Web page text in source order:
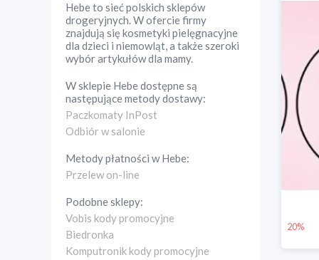
Hebe to sieć polskich sklepów
drogeryjnych. W ofercie firmy
znajdują się kosmetyki pielęgnacyjne
dla dzieci i niemowląt, a także szeroki
wybór artykułów dla mamy.
W sklepie Hebedostępne są
następujące metody dostawy:
Paczkomaty InPost
Odbiór w salonie
Metody płatności wHebe:
Przelew on-line
Podobne sklepy:
Vobis kody promocyjne
Biedronka
Komputronik kody promocyjne
20%